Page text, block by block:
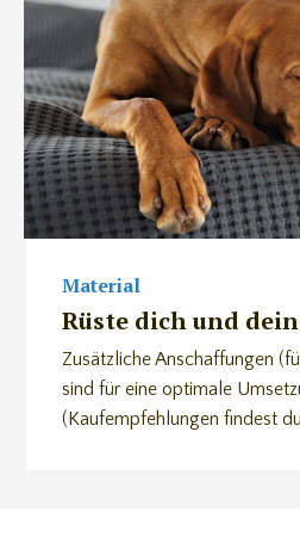
Material
Rüste dich und
Zusätzliche Anschaffungen
sind für eine optimale
(Kaufempfehlungen findest